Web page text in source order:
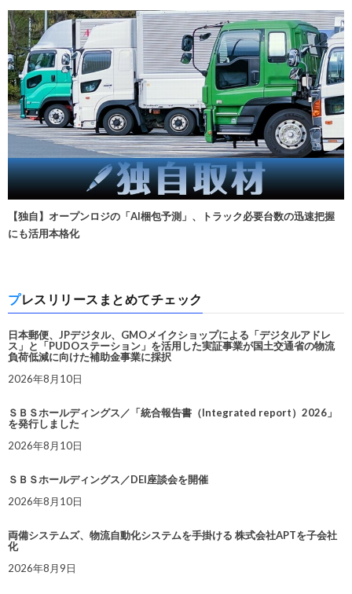
【独自】オープンロジの「AI梱包予測」、トラック必要台数の迅速把握
にも活用本格化
プレスリリースまとめてチェック
日本郵便、JPデジタル、GMOメイクショップによる「デジタルアドレ
ス」と「PUDOステーション」を活用した実証事業が国土交通省の物流
負荷低減に向けた補助金事業に採択
2026年8月10日
ＳＢＳホールディングス／「統合報告書（Integrated report）2026」
を発行しました
2026年8月10日
ＳＢＳホールディングス／DEI座談会を開催
2026年8月10日
両備システムズ、物流自動化システムを手掛ける 株式会社APTを子会社
化
2026年8月9日